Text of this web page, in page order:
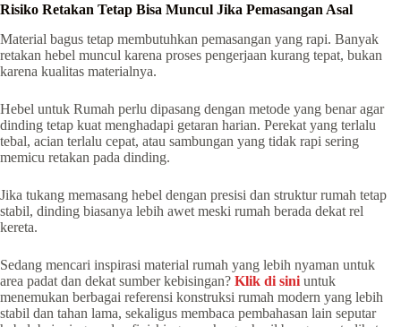
Risiko Retakan Tetap Bisa Muncul Jika Pemasangan Asal
Material bagus tetap membutuhkan pemasangan yang rapi. Banyak
retakan hebel muncul karena proses pengerjaan kurang tepat, bukan
karena kualitas materialnya.
Hebel untuk Rumah perlu dipasang dengan metode yang benar agar
dinding tetap kuat menghadapi getaran harian. Perekat yang terlalu
tebal, acian terlalu cepat, atau sambungan yang tidak rapi sering
memicu retakan pada dinding.
Jika tukang memasang hebel dengan presisi dan struktur rumah tetap
stabil, dinding biasanya lebih awet meski rumah berada dekat rel
kereta.
Sedang mencari inspirasi material rumah yang lebih nyaman untuk
area padat dan dekat sumber kebisingan? Klik di sini untuk
menemukan berbagai referensi konstruksi rumah modern yang lebih
stabil dan tahan lama, sekaligus membaca pembahasan lain seputar